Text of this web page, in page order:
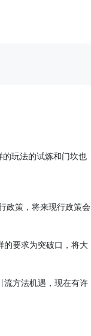
玩法的试炼和门坎也
政策，将来现行政策会
的要求为突破口，将大
流方法机遇，现在有许